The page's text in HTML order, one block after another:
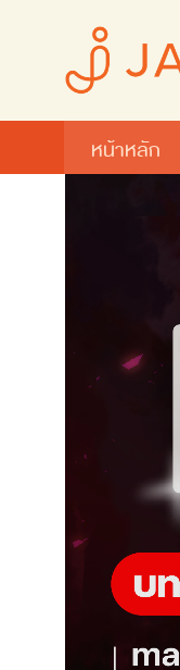
หน้าหลัก